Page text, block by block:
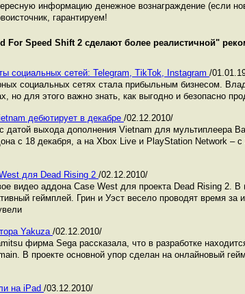
информацию денежное вознаграждение (если
гарантируем!
For Speed Shift 2 сделают более реалистичной"
социальных сетей: Telegram, TikTok, Instagram /
социальных сетях стала прибыльным бизнесом.
но для этого важно знать, как выгодно и безопасно
дебютирует в декабре /02.12.2010/
датой выхода дополнения Vietnam для мультиплеера
с 18 декабря, а на Xbox Live и PlayStation Network –
для Dead Rising 2 /02.12.2010/
видео аддона Case West для проекта Dead Rising 2.
геймплей. Грин и Уэст весело проводят время за
Yakuza /02.12.2010/
фирма Sega рассказала, что в разработке
В проекте основной упор сделан на онлайновый
на iPad /03.12.2010/